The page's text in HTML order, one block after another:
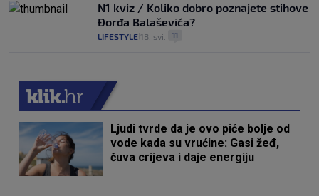
N1 kviz / Koliko dobro poznajete stihove
Đorđa Balaševića?
LIFESTYLE 18. svi. 11
Ljudi tvrde da je ovo piće bolje od
vode kada su vrućine: Gasi žeđ,
čuva crijeva i daje energiju